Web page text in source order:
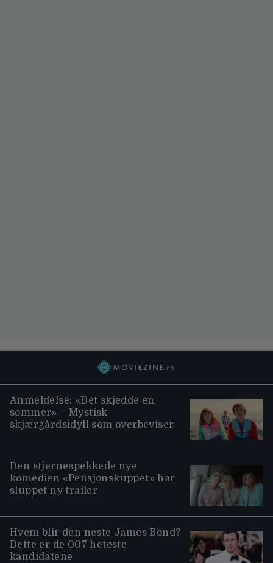
Anmeldelse: «Det skjedde en
sommer» – Mystisk
skjærgårdsidyll som overbeviser
Den stjernespekkede nye
komedien «Pensjonskuppet» har
sluppet ny trailer
Hvem blir den neste James Bond?
Dette er de 007 heteste
kandidatene